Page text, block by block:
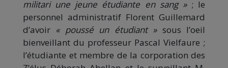
militari une jeune étudiante en sang » ; le
personnel administratif Florent Guillemard
d’avoir « poussé un étudiant »sous l’oeil
bienveillant du professeur Pascal Vielfaure ;
l’étudiante et membre de la corporation des